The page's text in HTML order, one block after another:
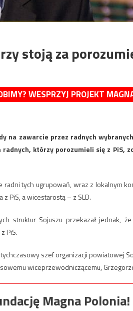
stoją za
WESPRZYJ PROJEKT
na zawarcie przez radnych
którzy porozumieli się z PiS,
radni tych ugrupowań, wraz z lokalnym
PiS, a wicestarostą – z SLD.
struktur Sojuszu przekazał jednak,
PiS.
szef organizacji powiatowej
wiceprzewodniczącemu,
Magna Polonia!